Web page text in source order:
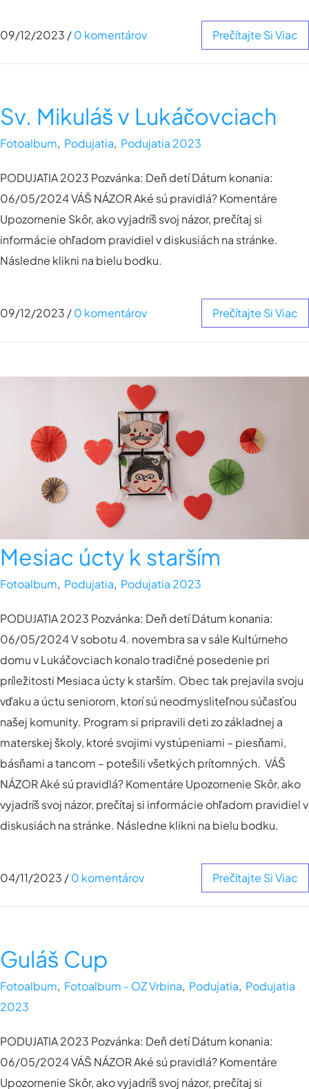
09/12/2023 /0 komentárov Prečítajte Si Viac
Sv. Mikuláš v Lukáčovciach
Fotoalbum, Podujatia, Podujatia 2023
PODUJATIA 2023 Pozvánka: Deň detí Dátum konania:
06/05/2024 VÁŠ NÁZOR Aké sú pravidlá? Komentáre
Upozornenie Skôr, ako vyjadríš svoj názor, prečítaj si
informácie ohľadom pravidiel v diskusiách na stránke.
Následne klikni na bielu bodku.
09/12/2023 /0 komentárov Prečítajte Si Viac
Mesiac úcty k starším
Fotoalbum, Podujatia, Podujatia 2023
PODUJATIA 2023 Pozvánka: Deň detí Dátum konania:
06/05/2024 V sobotu 4. novembra sa v sále Kultúrneho
domu v Lukáčovciach konalo tradičné posedenie pri
príležitosti Mesiaca úcty k starším. Obec tak prejavila svoju
vďaku a úctu seniorom, ktorí sú neodmysliteľnou súčasťou
našej komunity. Program si pripravili deti zo základnej a
materskej školy, ktoré svojimi vystúpeniami – piesňami,
básňami a tancom – potešili všetkých prítomných. VÁŠ
NÁZOR Aké sú pravidlá? Komentáre Upozornenie Skôr, ako
vyjadríš svoj názor, prečítaj si informácie ohľadom pravidiel v
diskusiách na stránke. Následne klikni na bielu bodku.
04/11/2023 /0 komentárov Prečítajte Si Viac
Guláš Cup
Fotoalbum, Fotoalbum - OZ Vrbina, Podujatia, Podujatia
2023
PODUJATIA 2023 Pozvánka: Deň detí Dátum konania:
06/05/2024 VÁŠ NÁZOR Aké sú pravidlá? Komentáre
Upozornenie Skôr, ako vyjadríš svoj názor, prečítaj si